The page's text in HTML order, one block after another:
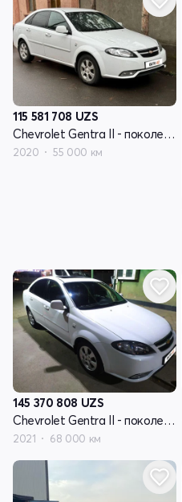
115 581 708 UZS
Chevrolet Gentra II - поколение
2020 55 000 км
145 370 808 UZS
Chevrolet Gentra II - поколение
2021 68 000 км